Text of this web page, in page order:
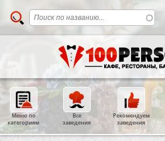
Меню по
категориям
Все
заведения
Рекомендуем
заведения